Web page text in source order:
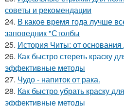
советы и рекомендации
24. В какое время года лучше
заповедник "Столбы
25. История Читы: от
26. Как быстро стереть краску
эффективные методы
27. Чудо - напиток от рака.
28. Как быстро убрать краску
эффективные методы